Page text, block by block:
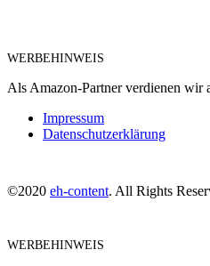
WERBEHINWEIS
Als Amazon-Partner verdienen wir
Impressum
Datenschutzerklärung
©2020 eh-content. All Rights
WERBEHINWEIS